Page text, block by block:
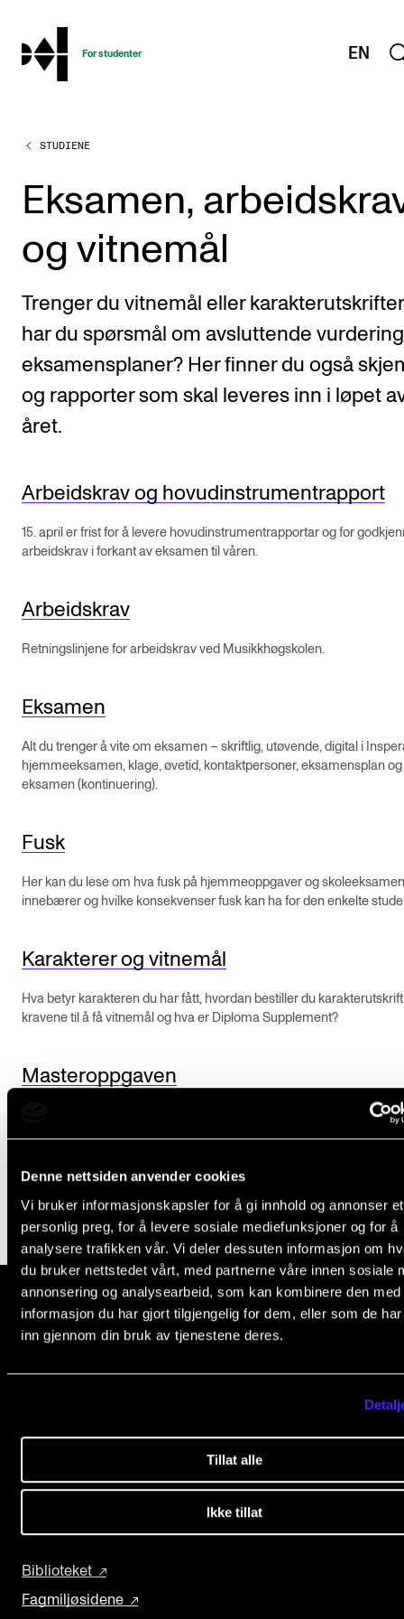
Denne nettsiden anvender cookies
Vi bruker informasjonskapsler for å gi innhold og annonser et
personlig preg, for å levere sosiale mediefunksjoner og for å
analysere trafikken vår. Vi deler dessuten informasjon om
du bruker nettstedet vårt, med partnerne våre innen sosiale
annonsering og analysearbeid, som kan kombinere den med
informasjon du har gjort tilgjengelig for dem, eller som de
inn gjennom din bruk av tjenestene deres.
Tillat alle
Ikke tillat
hjem
For studenter EN
STUDIENE
Eksamen, arbeidskrav og vitnemål
Studieplaner og emner
Studiekalender
Timeplaner og undervisning
Lover og regler
Plakat, program og markedsføring
Offentlige konserter
Låne utstyr
Canvas
Sibelius – Notation Software
Semesterregistrering
STUDENTLIV
Si ifra!
Betalte spilleoppdrag
Utveksling og reiser
Mangfold og likestilling
Nyheter for studenter
Etter noter nyhetsbrev
KONTAKTER
Hvem gjør hva i administrasjonen?
STUDIENE
Eksamen,
og vitnemål
Trenger du vitnemål eller
har du spørsmål om avsluttende
eksamensplaner? Her finner du også
og rapporter som skal leveres inn i løpet
året.
Arbeidskrav og hovudinstrumentrapport
15. april er frist for å levere hovudinstrumentrapportar og for
arbeidskrav i forkant av eksamen til våren.
Arbeidskrav
Retningslinjene for arbeidskrav ved Musikkhøgskolen.
Eksamen
Alt du trenger å vite om eksamen – skriftlig, utøvende, digital i
hjemmeeksamen, klage, øvetid, kontaktpersoner, eksamensplan og
eksamen (kontinuering).
Fusk
Her kan du lese om hva fusk på hjemmeoppgaver og skoleeksamen
innebærer og hvilke konsekvenser fusk kan ha for den enkelte
Karakterer og vitnemål
Hva betyr karakteren du har fått, hvordan bestiller du
kravene til å få vitnemål og hva er Diploma Supplement?
Masteroppgaven
Her finner du informasjon om layout, innlevering og publisering av
Norges musikk­høgskole
post@nmh.no
Biblioteket
Fagmiljøsidene